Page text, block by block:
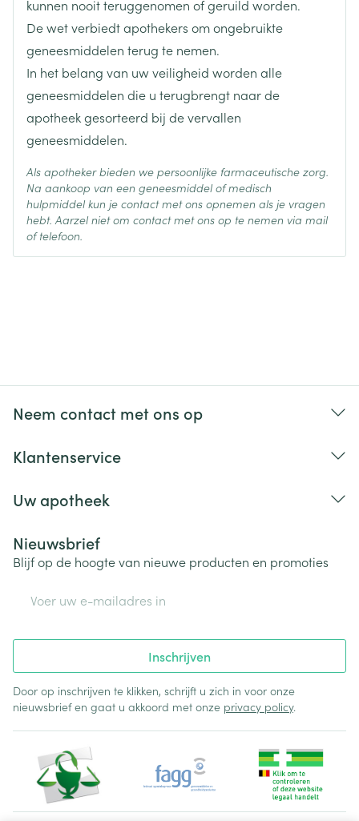
Behoud Kamertemperatuur (15°C - 25°C)
kunnen nooit teruggenomen of geruild worden.
De wet verbiedt apothekers om ongebruikte
geneesmiddelen terug te nemen.
In het belang van uw veiligheid worden alle
geneesmiddelen die u terugbrengt naar de
apotheek gesorteerd bij de vervallen
geneesmiddelen.
Als apotheker bieden we persoonlijke farmaceutische zorg.
Na aankoop van een geneesmiddel of medisch
hulpmiddel kun je contact met ons opnemen als je vragen
hebt. Aarzel niet om contact met ons op te nemen via mail
of telefoon.
Neem contact met ons op
Klantenservice
Uw apotheek
Nieuwsbrief
Blijf op de hoogte van nieuwe producten en promoties
Inschrijven
Door op inschrijven te klikken, schrijft u zich in voor onze
nieuwsbrief en gaat u akkoord met onze privacy policy.